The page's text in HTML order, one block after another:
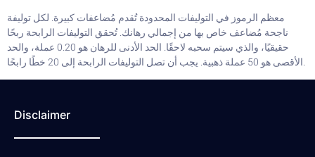
معظم الرموز في التوليفات المحدودة تُقدم مُضاعفات كبيرة. لكل توليفة
ناجحة مُضاعف خاص بها من إجمالي رهانك. تُحقق التوليفات الرابحة ربحًا
حقيقيًا، والذي سيتم سحبه لاحقًا. الحد الأدنى للرهان هو 0.20 عملة، والحد
الأقصى هو 50 عملة ذهبية. يجب أن تصل التوليفات الرابحة إلى 20 خطًا رابحًا.
Disclaimer